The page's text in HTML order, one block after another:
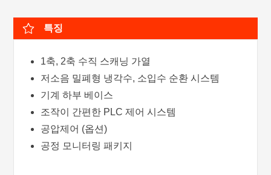
특징
1축, 2축 수직 스캐닝 가열
저소음 밀폐형 냉각수, 소입수 순환 시스템
기계 하부 베이스
조작이 간편한 PLC 제어 시스템
공압제어 (옵션)
공정 모니터링 패키지